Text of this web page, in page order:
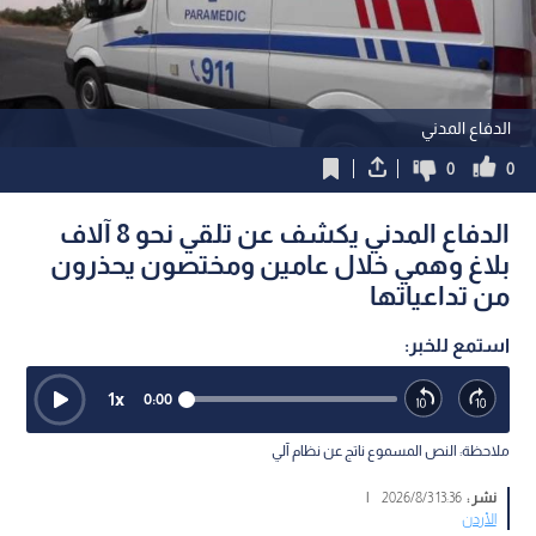
الدفاع المدني
0
0
الدفاع المدني يكشف عن تلقي نحو 8 آلاف
بلاغ وهمي خلال عامين ومختصون يحذرون
من تداعياتها
استمع للخبر:
0:00
1x
ملاحظة: النص المسموع ناتج عن نظام آلي
نشر :13:36 2026/8/3
|
الأردن